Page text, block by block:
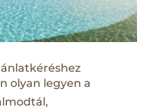
olyan legyen a